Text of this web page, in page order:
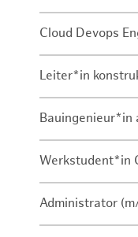
Cloud Devops
Leiter*in
Bauingenieur*in
Werkstudent*in
Administrator